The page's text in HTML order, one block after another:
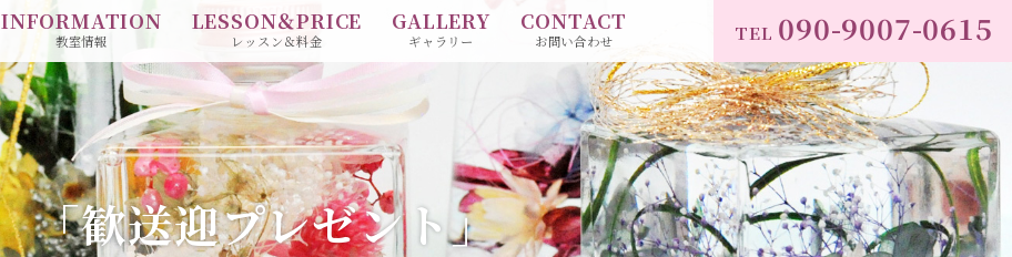
TEL 090-9007-0615
INFORMATION
教室情報
LESSON＆PRICE
レッスン＆料金
GALLERY
ギャラリー
CONTACT
お問い合わせ
「歓送迎プレゼント」